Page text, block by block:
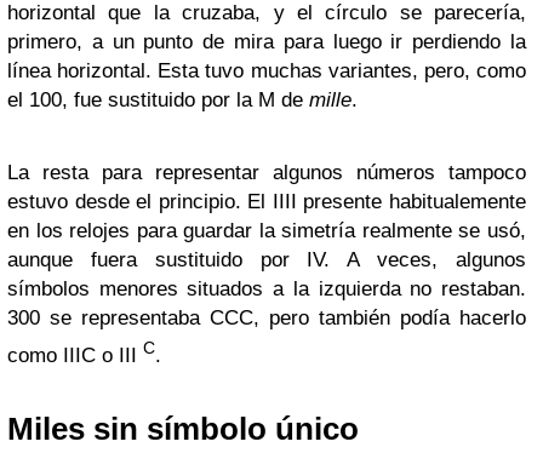
horizontal que la cruzaba, y el círculo se parecería,
primero, a un punto de mira para luego ir perdiendo la
línea horizontal. Esta tuvo muchas variantes, pero, como
el 100, fue sustituido por la M de mille.
La resta para representar algunos números tampoco
estuvo desde el principio. El IIII presente habitualemente
en los relojes para guardar la simetría realmente se usó,
aunque fuera sustituido por IV. A veces, algunos
símbolos menores situados a la izquierda no restaban.
300 se representaba CCC, pero también podía hacerlo
como IIIC o III C.
Miles sin símbolo único